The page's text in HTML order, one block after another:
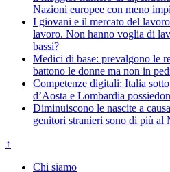
Nazioni europee con meno
I giovani e il mercato del
lavoro. Non hanno voglia di
bassi?
Medici di base: prevalgono le
battono le donne ma non in
Competenze digitali: Italia
d’Aosta e Lombardia
Diminuiscono le nascite a
genitori stranieri sono di più al
↑
Chi siamo